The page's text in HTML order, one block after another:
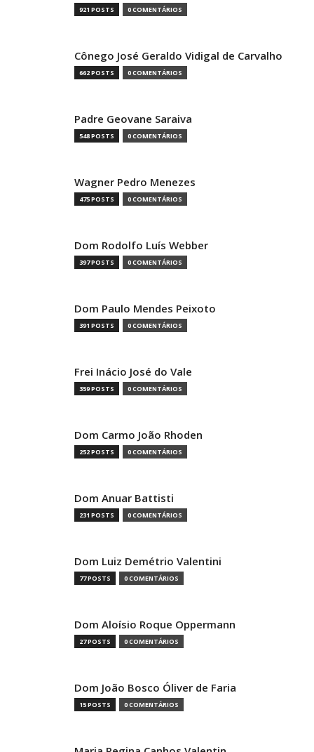
921 POSTS 0 COMENTÁRIOS
Cônego José Geraldo Vidigal de Carvalho
662 POSTS 0 COMENTÁRIOS
Padre Geovane Saraiva
548 POSTS 0 COMENTÁRIOS
Wagner Pedro Menezes
475 POSTS 0 COMENTÁRIOS
Dom Rodolfo Luís Webber
397 POSTS 0 COMENTÁRIOS
Dom Paulo Mendes Peixoto
391 POSTS 0 COMENTÁRIOS
Frei Inácio José do Vale
359 POSTS 0 COMENTÁRIOS
Dom Carmo João Rhoden
252 POSTS 0 COMENTÁRIOS
Dom Anuar Battisti
231 POSTS 0 COMENTÁRIOS
Dom Luiz Demétrio Valentini
77 POSTS 0 COMENTÁRIOS
Dom Aloísio Roque Oppermann
27 POSTS 0 COMENTÁRIOS
Dom João Bosco Óliver de Faria
15 POSTS 0 COMENTÁRIOS